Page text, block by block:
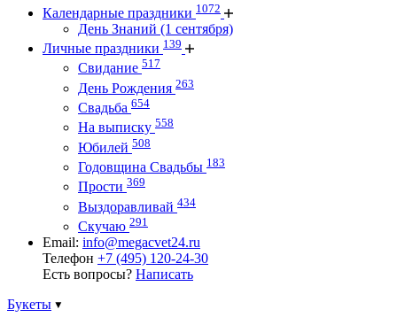
Календарные праздники 1072
День Знаний (1 сентября)
Личные праздники 139
Свидание 517
День Рождения 263
Свадьба 654
На выписку 558
Юбилей 508
Годовщина Свадьбы 183
Прости 369
Выздоравливай 434
Скучаю 291
Email: info@megacvet24.ru
Телефон +7 (495) 120-24-30
Есть вопросы? Написать
Букеты